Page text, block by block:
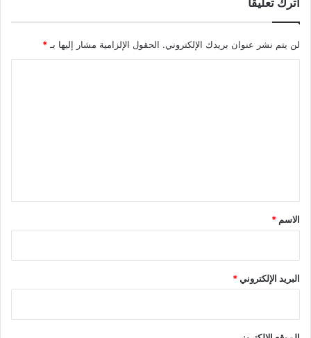
لن يتم نشر عنوان بريدك الإلكتروني. الحقول الإلزامية مشار إليها بـ *
*
الاسم *
البريد الإلكتروني*